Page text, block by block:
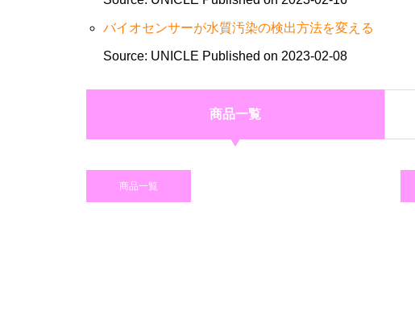
バイオセンサーが水質汚染の検出方法を変える
Source: UNICLE Published on 2023-02-08
商品一覧
商品一覧